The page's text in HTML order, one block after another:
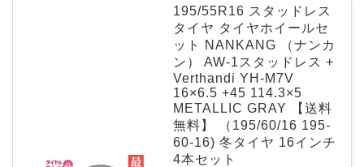
195/55R16 スタッドレス
タイヤ タイヤホイールセ
ット NANKANG （ナンカ
ン） AW-1スタッドレス +
Verthandi YH-M7V
16×6.5 +45 114.3×5
METALLIC GRAY 【送料
無料】 （195/60/16 195-
60-16) 冬タイヤ 16インチ
4本セット